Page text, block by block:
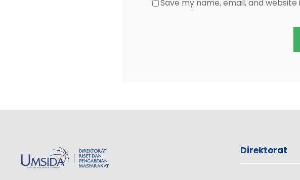
Save my name, email, and
Direktorat